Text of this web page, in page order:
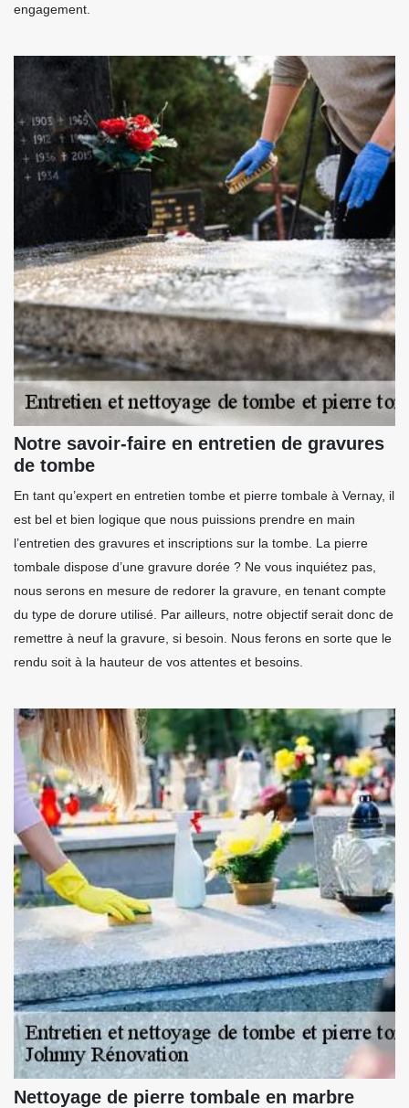
engagement.
Notre savoir-faire en entretien de gravures
de tombe
En tant qu’expert en entretien tombe et pierre tombale à Vernay, il
est bel et bien logique que nous puissions prendre en main
l’entretien des gravures et inscriptions sur la tombe. La pierre
tombale dispose d’une gravure dorée ? Ne vous inquiétez pas,
nous serons en mesure de redorer la gravure, en tenant compte
du type de dorure utilisé. Par ailleurs, notre objectif serait donc de
remettre à neuf la gravure, si besoin. Nous ferons en sorte que le
rendu soit à la hauteur de vos attentes et besoins.
Nettoyage de pierre tombale en marbre